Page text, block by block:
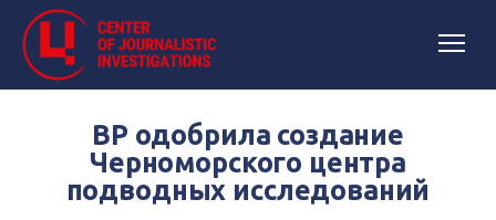
ВР одобрила создание
Черноморского центра
подводных исследований